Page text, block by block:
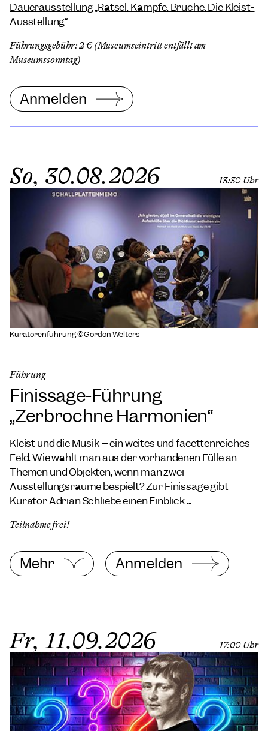
Dauerausstellung „Rätsel. Kämpfe. Brüche. Die Kleist-
Ausstellung“
Führungsgebühr: 2 € (Museumseintritt entfällt am
Museumssonntag)
Anmelden
So, 30.08.2026 13:30 Uhr
Kuratorenführung ©Gordon Welters
Führung
Finissage-Führung
„Zerbrochne Harmonien“
Kleist und die Musik – ein weites und facettenreiches
Feld. Wie wählt man aus der vorhandenen Fülle an
Themen und Objekten, wenn man zwei
Ausstellungsräume bespielt? Zur Finissage gibt
Kurator Adrian Schliebe einen Einblick ...
Teilnahme frei!
Mehr Anmelden
Fr, 11.09.2026 17:00 Uhr